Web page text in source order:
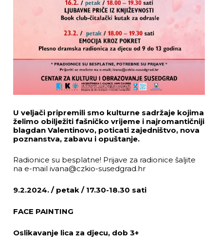
U veljači pripremili smo kulturne sadržaje kojima
želimo obilježiti fašničko vrijeme i najromantičniji
blagdan Valentinovo, poticati zajedništvo, nova
poznanstva, zabavu i opuštanje.
Radionice su besplatne! Prijave za radionice šaljite
na e-mail ivana@czkio-susedgrad.hr
9.2.2024. / petak / 17.30-18.30 sati
FACE PAINTING
Oslikavanje lica za djecu, dob 3+